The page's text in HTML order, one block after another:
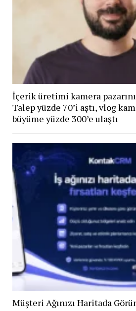
İçerik üretimi kamera
Talep yüzde 70’i aştı, vlog
büyüme yüzde 300’e ulaştı
Müşteri Ağınızı Haritada